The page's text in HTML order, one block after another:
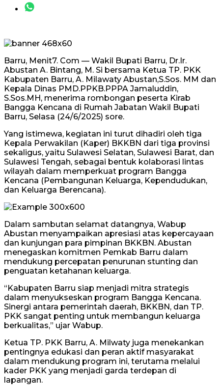
Barru, Menit7. Com — Wakil Bupati Barru, Dr.Ir.
Abustan A. Bintang, M. Si bersama Ketua TP. PKK
Kabupaten Barru, A. Milawaty Abustan,S.Sos. MM dan
Kepala Dinas PMD.PPKB.PPPA Jamaluddin,
S.Sos.MH, menerima rombongan peserta Kirab
Bangga Kencana di Rumah Jabatan Wakil Bupati
Barru, Selasa (24/6/2025) sore.
Yang istimewa, kegiatan ini turut dihadiri oleh tiga
Kepala Perwakilan (Kaper) BKKBN dari tiga provinsi
sekaligus, yaitu Sulawesi Selatan, Sulawesi Barat, dan
Sulawesi Tengah, sebagai bentuk kolaborasi lintas
wilayah dalam memperkuat program Bangga
Kencana (Pembangunan Keluarga, Kependudukan,
dan Keluarga Berencana).
Dalam sambutan selamat datangnya, Wabup
Abustan menyampaikan apresiasi atas kepercayaan
dan kunjungan para pimpinan BKKBN. Abustan
menegaskan komitmen Pemkab Barru dalam
mendukung percepatan penurunan stunting dan
penguatan ketahanan keluarga.
“Kabupaten Barru siap menjadi mitra strategis
dalam menyukseskan program Bangga Kencana.
Sinergi antara pemerintah daerah, BKKBN, dan TP.
PKK sangat penting untuk membangun keluarga
berkualitas,” ujar Wabup.
Ketua TP. PKK Barru, A. Milwaty juga menekankan
pentingnya edukasi dan peran aktif masyarakat
dalam mendukung program ini, terutama melalui
kader PKK yang menjadi garda terdepan di
lapangan.